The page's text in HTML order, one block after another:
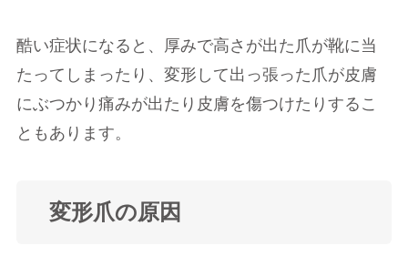
酷い症状になると、厚みで高さが出た爪が靴に当
たってしまったり、変形して出っ張った爪が皮膚
にぶつかり痛みが出たり皮膚を傷つけたりするこ
ともあります。
変形爪の原因